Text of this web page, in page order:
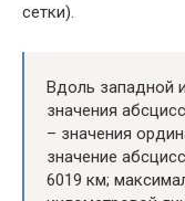
сетки).
Вдоль западной
значения
– значения
значение
6019 км;